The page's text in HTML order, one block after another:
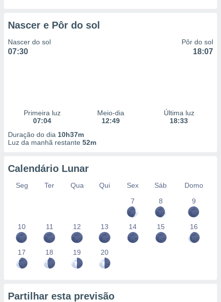
Nascer e Pôr do sol
Nascer do sol
07:30
Pôr do sol
18:07
Primeira luz
07:04
Meio-dia
12:49
Última luz
18:33
Duração do dia 10h37m
Luz da manhã restante 52m
Calendário Lunar
Seg Ter Qua Qui Sex Sáb
Domo
7
8 9
10 11 12 13 14 15 16
17 18 19 20
Partilhar esta previsão